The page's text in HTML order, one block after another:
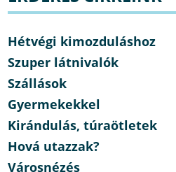
Hétvégi kimozduláshoz
Szuper látnivalók
Szállások
Gyermekekkel
Kirándulás, túraötletek
Hová utazzak?
Városnézés